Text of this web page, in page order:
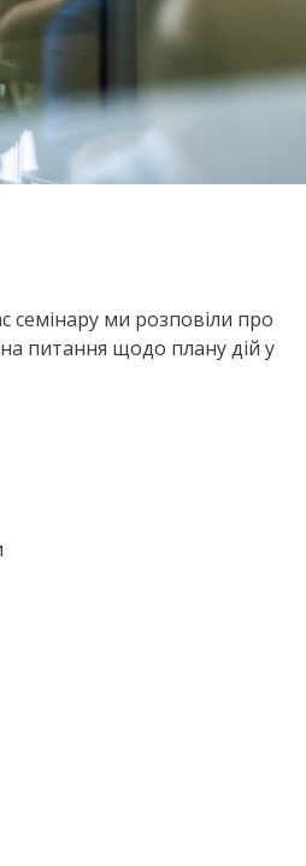
семінару ми розповіли про
на питання щодо плану дій у